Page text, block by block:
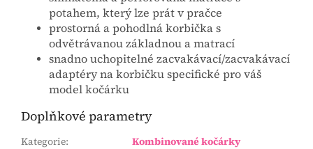
potahem, který lze prát v pračce
prostorná a pohodlná korbička s
odvětrávanou základnou a matrací
snadno uchopitelné zacvakávací/zacvakávací
adaptéry na korbičku specifické pro váš
model kočárku
Doplňkové parametry
Kategorie:
Kombinované kočárky